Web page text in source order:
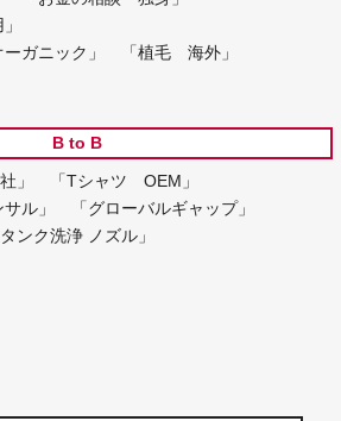
ガニック」
「植毛 海外」
B to B
」
「Tシャツ OEM」
ル」
「グローバルギャップ」
タンク洗浄 ノズル」